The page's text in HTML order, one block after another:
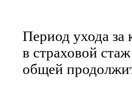
Период ухода за
в страховой
общей